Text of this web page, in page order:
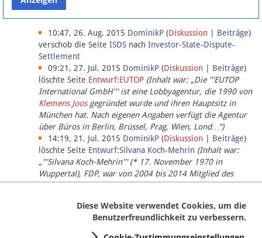
Datenschutz
Über Lobbypedia
Impressum
10:47, 26. Aug. 2015 DominikP (Diskussion Beiträge)
verschob die Seite ISDS nach Investor-State-Dispute-
Settlement
09:21, 27. Jul. 2015 DominikP (Diskussion Beiträge)
löschte Seite Entwurf:EUTOP (Inhalt war: „Die '''EUTOP
International GmbH''' ist eine Lobbyagentur, die 1990 von
Klemens Joosgegründet wurde und ihren Hauptsitz in
München hat. Nach eigenen Angaben verfügt die Agentur
über Büros in Berlin, Brüssel, Prag, Wien, Lond…“)
14:19, 21. Jul. 2015 DominikP (Diskussion Beiträge)
löschte Seite Entwurf:Silvana Koch-Mehrin (Inhalt war:
„'''Silvana Koch-Mehrin''' (* 17. November 1970 in
Wuppertal), FDP, war von 2004 bis 2014 Mitglied des
Europäischen Parlaments, seit November 2014 ist sie für
Diese Website verwendet Cookies, um die
Benutzerfreundlichkeit zu verbessern.